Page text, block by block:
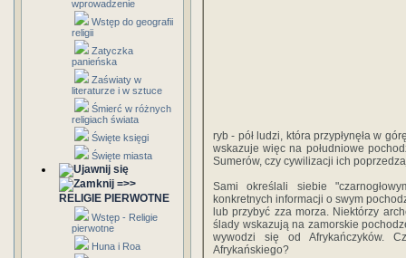
wprowadzenie
Wstęp do geografii
religii
Zatyczka
panieńska
Zaświaty w
literaturze i w sztuce
Śmierć w różnych
religiach świata
Święte księgi
Święte miasta
=>>
RELIGIE PIERWOTNE
Wstęp - Religie
pierwotne
Huna i Roa
ryb - pół ludzi, która przypłynęła w
wskazuje więc na południowe
Sumerów, czy cywilizacji ich
Sami określali siebie
konkretnych informacji o swym
lub przybyć zza morza. Niektórzy
ślady wskazują na zamorskie
wywodzi się od Afrykańczyków.
Afrykańskiego?